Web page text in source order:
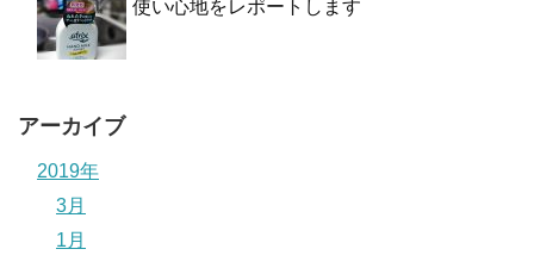
使い心地をレポートします
アーカイブ
2019年
3月
1月